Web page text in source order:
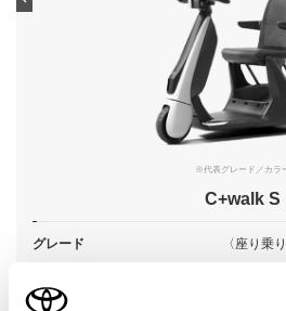
※代表グレード／カラ
C+walk S
グレード 〈座り乗
カラー